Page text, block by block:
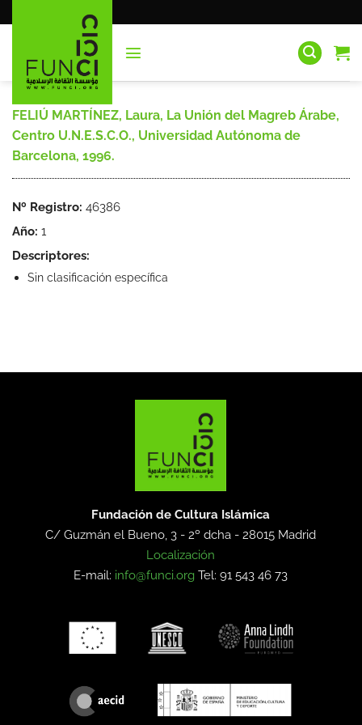
al
FELIÚ MARTÍNEZ, Laura, La Unión del Magreb Árabe,
Centro U.N.E.S.C.O., Universidad Autónoma de
Barcelona, 1996.
Nº Registro: 46386
Año: 1
Descriptores:
Sin clasificación específica
Fundación de Cultura Islámica
C/ Guzmán el Bueno, 3 - 2º dcha -28015 Madrid
Localización
E-mail: info@funci.org Tel: 91 543 46 73